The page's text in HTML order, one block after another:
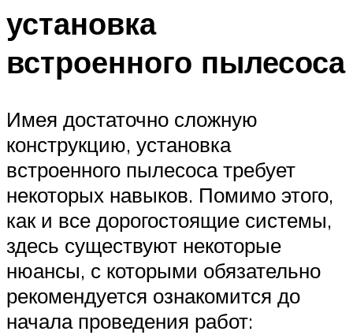
установка
встроенного пылесоса
Имея достаточно сложную
конструкцию, установка
встроенного пылесоса требует
некоторых навыков. Помимо этого,
как и все дорогостоящие системы,
здесь существуют некоторые
нюансы, с которыми обязательно
рекомендуется ознакомится до
начала проведения работ: